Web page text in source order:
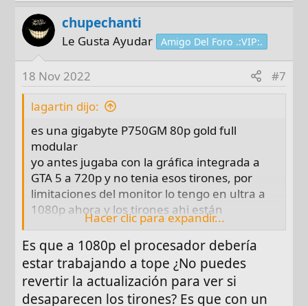
chupechanti
Le Gusta Ayudar Amigo Del Foro .:VIP:.
18 Nov 2022
#7
lagartin dijo:
es una gigabyte P750GM 80p gold full
modular
yo antes jugaba con la gráfica integrada a
GTA 5 a 720p y no tenia esos tirones, por
limitaciones del monitor lo tengo en ultra a
1080p ahora y los tirones ahi están
también eh notado que mi gráfica anda por
los 75°C y las frecuencias por los 1000mhz
el procesador tiene un uso del 5% a 8% en
los juegos según eh visto es problema de la
actualización de windows 11 22H2
Hacer clic para expandir...
Es que a 1080p el procesador debería
estar trabajando a tope ¿No puedes
revertir la actualización para ver si
desaparecen los tirones? Es que con un